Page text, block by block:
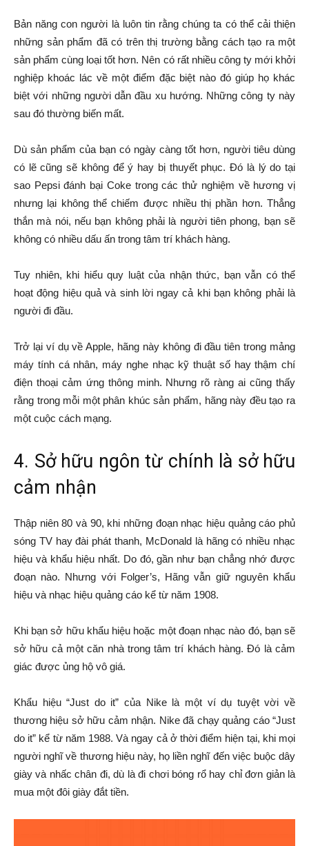
Bản năng con người là luôn tin rằng chúng ta có thể cải thiện
những sản phẩm đã có trên thị trường bằng cách tạo ra một
sản phẩm cùng loại tốt hơn. Nên có rất nhiều công ty mới khởi
nghiệp khoác lác về một điểm đặc biệt nào đó giúp họ khác
biệt với những người dẫn đầu xu hướng. Những công ty này
sau đó thường biến mất.
Dù sản phẩm của bạn có ngày càng tốt hơn, người tiêu dùng
có lẽ cũng sẽ không để ý hay bị thuyết phục. Đó là lý do tại
sao Pepsi đánh bại Coke trong các thử nghiệm về hương vị
nhưng lại không thể chiếm được nhiều thị phần hơn. Thẳng
thắn mà nói, nếu bạn không phải là người tiên phong, bạn sẽ
không có nhiều dấu ấn trong tâm trí khách hàng.
Tuy nhiên, khi hiểu quy luật của nhận thức, bạn vẫn có thể
hoạt động hiệu quả và sinh lời ngay cả khi bạn không phải là
người đi đầu.
Trở lại ví dụ về Apple, hãng này không đi đầu tiên trong mảng
máy tính cá nhân, máy nghe nhạc kỹ thuật số hay thậm chí
điện thoại cảm ứng thông minh. Nhưng rõ ràng ai cũng thấy
rằng trong mỗi một phân khúc sản phẩm, hãng này đều tạo ra
một cuộc cách mạng.
4. Sở hữu ngôn từ chính là sở hữu
cảm nhận
Thập niên 80 và 90, khi những đoạn nhạc hiệu quảng cáo phủ
sóng TV hay đài phát thanh, McDonald là hãng có nhiều nhạc
hiệu và khẩu hiệu nhất. Do đó, gần như bạn chẳng nhớ được
đoạn nào. Nhưng với Folger’s, Hãng vẫn giữ nguyên khẩu
hiệu và nhạc hiệu quảng cáo kể từ năm 1908.
Khi bạn sở hữu khẩu hiệu hoặc một đoạn nhạc nào đó, bạn sẽ
sở hữu cả một căn nhà trong tâm trí khách hàng. Đó là cảm
giác được ủng hộ vô giá.
Khẩu hiệu “Just do it” của Nike là một ví dụ tuyệt vời về
thương hiệu sở hữu cảm nhận. Nike đã chạy quảng cáo “Just
do it” kể từ năm 1988. Và ngay cả ở thời điểm hiện tại, khi mọi
người nghĩ về thương hiệu này, họ liền nghĩ đến việc buộc dây
giày và nhấc chân đi, dù là đi chơi bóng rổ hay chỉ đơn giản là
mua một đôi giày đắt tiền.